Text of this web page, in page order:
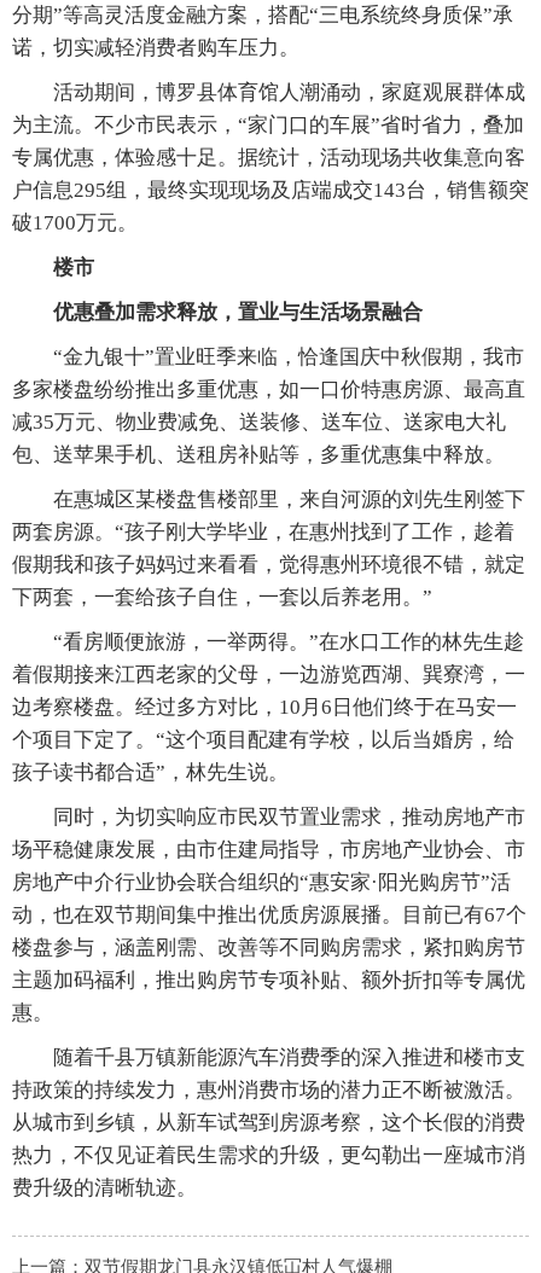
分期”等高灵活度金融方案，搭配“三电系统终身质保”承
诺，切实减轻消费者购车压力。
活动期间，博罗县体育馆人潮涌动，家庭观展群体成
为主流。不少市民表示，“家门口的车展”省时省力，叠加
专属优惠，体验感十足。据统计，活动现场共收集意向客
户信息295组，最终实现现场及店端成交143台，销售额突
破1700万元。
楼市
优惠叠加需求释放，置业与生活场景融合
“金九银十”置业旺季来临，恰逢国庆中秋假期，我市
多家楼盘纷纷推出多重优惠，如一口价特惠房源、最高直
减35万元、物业费减免、送装修、送车位、送家电大礼
包、送苹果手机、送租房补贴等，多重优惠集中释放。
在惠城区某楼盘售楼部里，来自河源的刘先生刚签下
两套房源。“孩子刚大学毕业，在惠州找到了工作，趁着
假期我和孩子妈妈过来看看，觉得惠州环境很不错，就定
下两套，一套给孩子自住，一套以后养老用。”
“看房顺便旅游，一举两得。”在水口工作的林先生趁
着假期接来江西老家的父母，一边游览西湖、巽寮湾，一
边考察楼盘。经过多方对比，10月6日他们终于在马安一
个项目下定了。“这个项目配建有学校，以后当婚房，给
孩子读书都合适”，林先生说。
同时，为切实响应市民双节置业需求，推动房地产市
场平稳健康发展，由市住建局指导，市房地产业协会、市
房地产中介行业协会联合组织的“惠安家·阳光购房节”活
动，也在双节期间集中推出优质房源展播。目前已有67个
楼盘参与，涵盖刚需、改善等不同购房需求，紧扣购房节
主题加码福利，推出购房节专项补贴、额外折扣等专属优
惠。
随着千县万镇新能源汽车消费季的深入推进和楼市支
持政策的持续发力，惠州消费市场的潜力正不断被激活。
从城市到乡镇，从新车试驾到房源考察，这个长假的消费
热力，不仅见证着民生需求的升级，更勾勒出一座城市消
费升级的清晰轨迹。
上一篇： 双节假期龙门县永汉镇低冚村人气爆棚